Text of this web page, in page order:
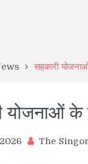
सहकारी
योजनाओं के
The